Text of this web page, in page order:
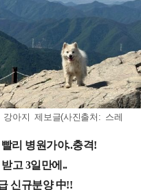
아지 제보글(사진출처: 스레